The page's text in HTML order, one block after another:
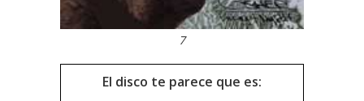
7
El disco te parece que es: